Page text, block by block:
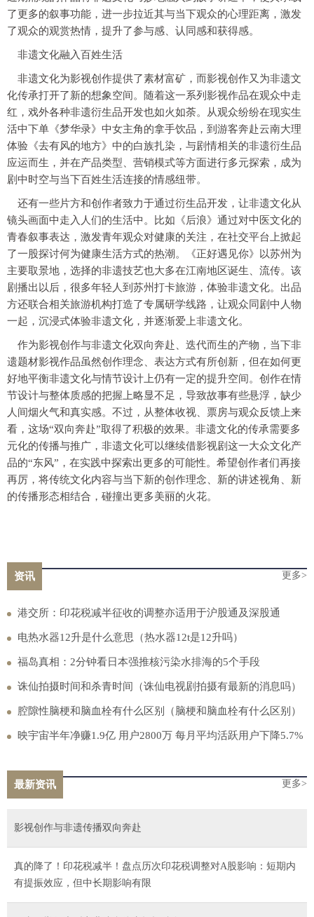
了更多的叙事功能，进一步拉近其与当下观众的心理距离，激发
了观众的观赏热情，提升了参与感、认同感和获得感。
非遗文化融入百姓生活
非遗文化为影视创作提供了素材富矿，而影视创作又为非遗文
化传承打开了新的想象空间。随着这一系列影视作品在观众中走
红，戏外各种非遗衍生品开发也如火如荼。从观众纷纷在现实生
活中下单《梦华录》中女主角的拿手饮品，到游客奔赴云南大理
体验《去有风的地方》中的白族扎染，与剧情相关的非遗衍生品
应运而生，并在产品类型、营销模式等方面进行多元探索，成为
剧中时空与当下百姓生活连接的情感纽带。
还有一些片方和创作者致力于通过衍生品开发，让非遗文化从
镜头画面中走入人们的生活中。比如《后浪》通过对中医文化的
青春叙事表达，激发青年观众对健康的关注，在社交平台上掀起
了一股探讨何为健康生活方式的热潮。《正好遇见你》以苏州为
主要取景地，选择的非遗技艺也大多在江南地区诞生、流传。该
剧播出以后，很多年轻人到苏州打卡旅游，体验非遗文化。出品
方还联合相关旅游机构打造了专属研学线路，让观众同剧中人物
一起，沉浸式体验非遗文化，并逐渐爱上非遗文化。
作为影视创作与非遗文化双向奔赴、迭代而生的产物，当下非
遗题材影视作品虽然创作理念、表达方式有所创新，但在如何更
好地平衡非遗文化与情节设计上仍有一定的提升空间。创作在情
节设计与整体质感的把握上略显不足，导致故事有些悬浮，缺少
人间烟火气和真实感。不过，从整体收视、票房与观众反馈上来
看，这场“双向奔赴”取得了积极的效果。非遗文化的传承需要多
元化的传播与推广，非遗文化可以继续借影视剧这一大众文化产
品的“东风”，在实践中探索出更多的可能性。希望创作者们再接
再厉，将传统文化内容与当下新的创作理念、新的讲述视角、新
的传播形态相结合，碰撞出更多美丽的火花。
资讯 更多>
港交所：印花税减半征收的调整亦适用于沪股通及深股通
电热水器12升是什么意思（热水器12t是12升吗）
福岛真相：2分钟看日本强推核污染水排海的5个手段
诛仙拍摄时间和杀青时间（诛仙电视剧拍摄有最新的消息吗）
腔隙性脑梗和脑血栓有什么区别（脑梗和脑血栓有什么区别）
映宇宙半年净赚1.9亿 用户2800万 每月平均活跃用户下降5.7%
最新资讯 更多>
影视创作与非遗传播双向奔赴
真的降了！印花税减半！盘点历次印花税调整对A股影响：短期内
有提振效应，但中长期影响有限